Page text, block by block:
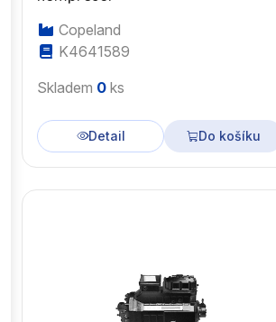
Copeland
K4641589
Skladem 0 ks
Detail Do košíku